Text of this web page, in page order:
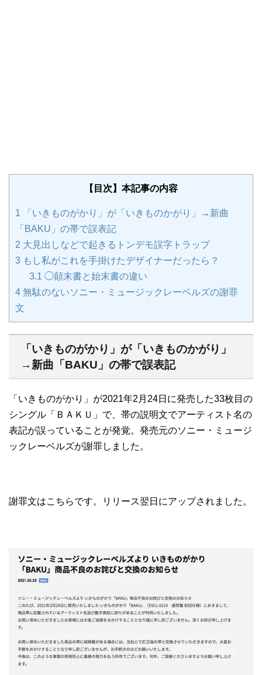
【目次】本記事の内容
1 「いきものがかり」が「いきものかがり」→新曲
「BAKU」の帯で誤表記
2 大見出しなどで起きるトンデモ誤字トラップ
3 もし私がこれを手掛けたデザイナーだったら？
3.1 ◯顛末書と始末書の違い
4 無駄のないソニー・ミュージックレーベルズの謝罪
文
「いきものがかり」が「いきものかがり」
→新曲「BAKU」の帯で誤表記
「いきものがかり」が2021年2月24日に発売した33枚目の
シングル「ＢＡＫＵ」で、帯の説明文でアーティスト名の
表記が誤っていることが発覚。発売元のソニー・ミュージ
ックレーベルズが謝罪しました。
謝罪文はこちらです。リリース翌日にアップされました。